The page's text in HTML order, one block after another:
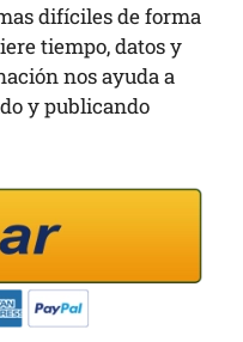
difíciles de forma
tiempo, datos y
nos ayuda a
y publicando